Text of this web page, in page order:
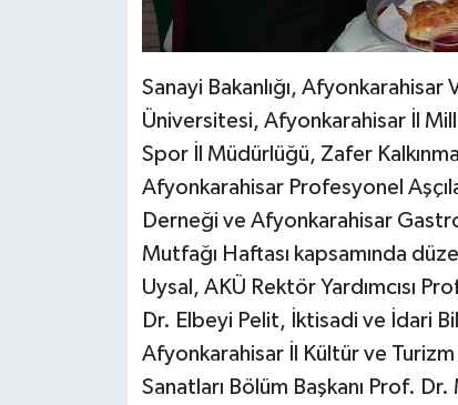
Sanayi Bakanlığı,
Üniversitesi, Afyonkarahisar İl
Spor İl Müdürlüğü, Zafer
Afyonkarahisar Profesyonel
Derneği ve Afyonkarahisar
Mutfağı Haftası kapsamında
Uysal, AKÜ Rektör Yardımcısı
Dr. Elbeyi Pelit, İktisadi ve İdari
Afyonkarahisar İl Kültür ve
Sanatları Bölüm Başkanı Prof.